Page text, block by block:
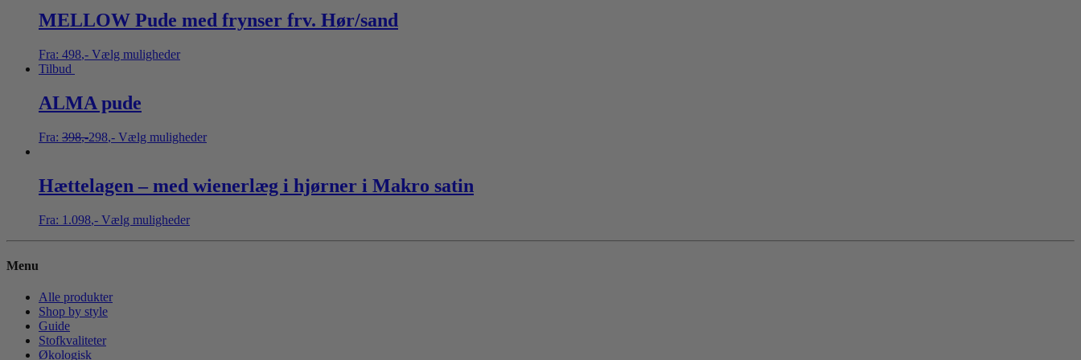
MELLOW Pude med frynser frv. Hør/sand
Fra: 498,- Vælg muligheder
Tilbud
ALMA pude
Fra: 398,-298,- Vælg muligheder
Hættelagen – med wienerlæg i hjørner i Makro satin
Fra: 1.098,- Vælg muligheder
Menu
Alle produkter
Shop by style
Guide
Stofkvaliteter
Økologisk